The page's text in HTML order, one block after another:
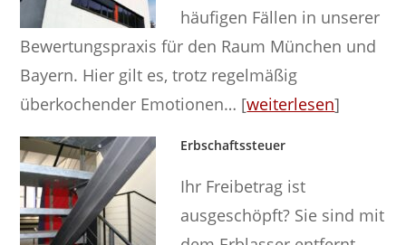
häufigen Fällen in unserer
Bewertungspraxis für den Raum München und
Bayern. Hier gilt es, trotz regelmäßig
überkochender Emotionen… [weiterlesen]
Erbschaftssteuer
Ihr Freibetrag ist
ausgeschöpft? Sie sind mit